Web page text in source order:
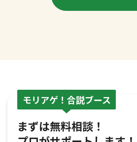
モリアゲ！合説ブース
まずは無料相談！